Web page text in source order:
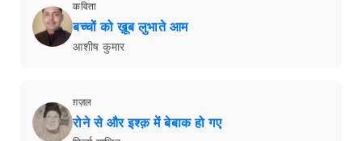
कविता
बच्चों को ख़ूब लुभाते आम
आशीष कुमार
ग़ज़ल
रोने से और इश्क़ में बेबाक हो गए